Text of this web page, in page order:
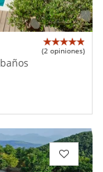
(2 opiniones)